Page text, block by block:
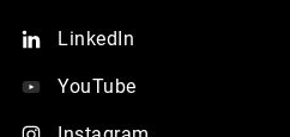
LinkedIn
YouTube